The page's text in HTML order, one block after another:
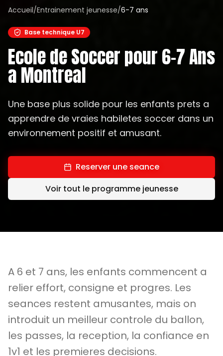
Accueil/Entrainement jeunesse/6-7 ans
Base technique U7
Ecole de Soccer pour 6-7 Ans
a Montreal
Une base plus solide pour les enfants prets a
apprendre de vraies habiletes soccer dans un
environnement positif et amusant.
Reserver une seance
Voir tout le programme jeunesse
A 6 et 7 ans, les enfants commencent a
relier effort, consigne et progres. Les
seances restent amusantes, mais on
introduit un meilleur controle du ballon,
les passes, la reception, la confiance en
1v1 et les premieres decisions.